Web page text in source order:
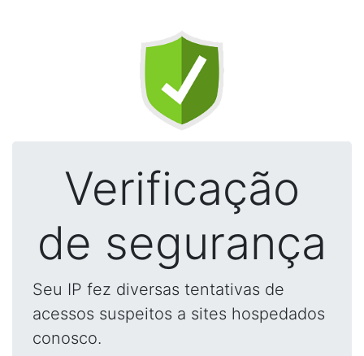
Verificação
de segurança
Seu IP fez diversas tentativas de
acessos suspeitos a sites hospedados
conosco.